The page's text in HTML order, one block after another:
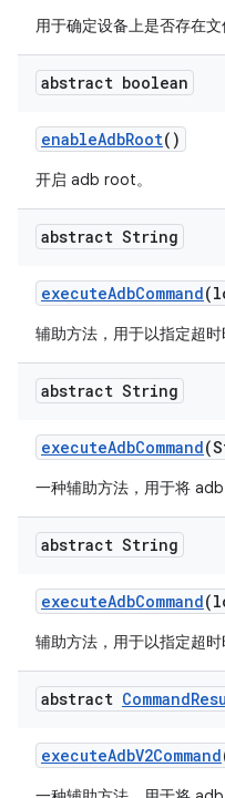
用于确定设备上是否存在文
abstract boolean
enableAdbRoot()
开启 adb root。
abstract String
executeAdbCommand
辅助方法，用于以指定超
abstract String
executeAdbCommand
一种辅助方法，用于将 adb
abstract String
executeAdbCommand
辅助方法，用于以指定超
abstract Command
executeAdbV2Command